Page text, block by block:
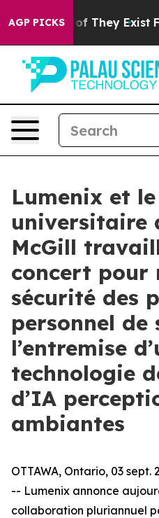
AGP PICKS
no Proof They Exist Fox
Lumenix et
universitaire
McGill
concert pour
sécurité des
personnel
l’entremise
technologie
d’IA
ambiantes
OTTAWA, Ontario, 03 sept.
-- Lumenix annonce
collaboration pluriannuel